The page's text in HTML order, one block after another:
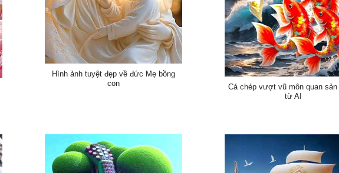
Hình ảnh tuyệt đẹp về đức Mẹ bồng
con
Cá chép vượt vũ môn quan sản
từ AI